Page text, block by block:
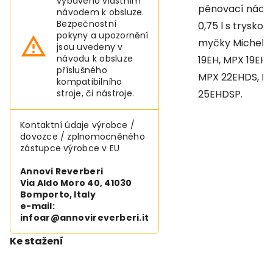
návodem k obsluze.
Bezpečnostní
pokyny a upozornění
jsou uvedeny v
návodu k obsluze
příslušného
kompatibilního
stroje, či nástroje.
Kontaktní údaje výrobce /
dovozce / zplnomocněného
zástupce výrobce v EU
Annovi Reverberi
Via Aldo Moro 40, 41030
Bomporto, Italy
e-mail:
infoar@annovireverberi.it
Ke stažení
pěnovací
0,75 l s
myčky Michelin
19EH, MPX
MPX 22EHDS,
25EHDSP.